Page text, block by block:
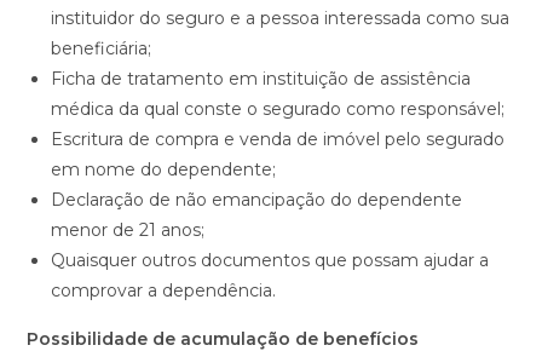
instituidor do seguro e a pessoa interessada como sua
beneficiária;
Ficha de tratamento em instituição de assistência
médica da qual conste o segurado como responsável;
Escritura de compra e venda de imóvel pelo segurado
em nome do dependente;
Declaração de não emancipação do dependente
menor de 21 anos;
Quaisquer outros documentos que possam ajudar a
comprovar a dependência.
Possibilidade de acumulação de benefícios